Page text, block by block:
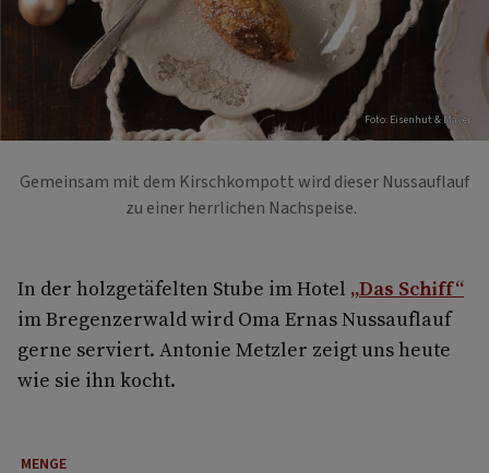
Foto: Eisenhut & Mayer
Gemeinsam mit dem Kirschkompott wird dieser Nussauflauf
zu einer herrlichen Nachspeise.
In der holzgetäfelten Stube im Hotel „Das Schiff“
im Bregenzerwald wird Oma Ernas Nussauflauf
gerne serviert. Antonie Metzler zeigt uns heute
wie sie ihn kocht.